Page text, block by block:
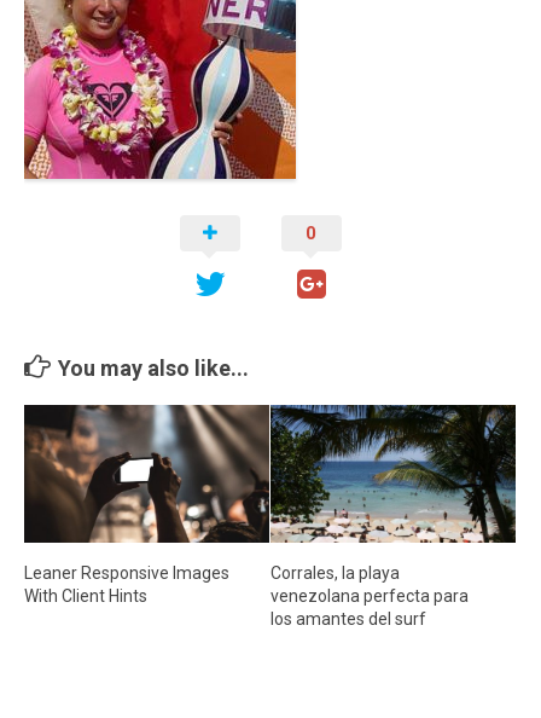
Cambio Climático
Contacto
0
You may also like...
Leaner Responsive Images
With Client Hints
Corrales, la playa
venezolana perfecta para
los amantes del surf